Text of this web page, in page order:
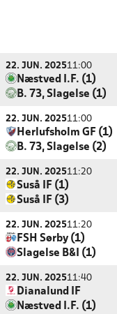
22. JUN. 202511:00
Næstved I.F. (1)
B. 73, Slagelse (1)
22. JUN. 202511:00
Herlufsholm GF (1)
B. 73, Slagelse (2)
22. JUN. 202511:20
Suså IF (1)
Suså IF (3)
22. JUN. 202511:20
FSH Sørby (1)
Slagelse B&I (1)
22. JUN. 202511:40
Dianalund IF
Næstved I.F. (1)